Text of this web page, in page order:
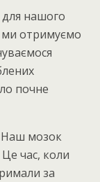
нашого
ми отримуємо
почне
Наш мозок
час, коли
за